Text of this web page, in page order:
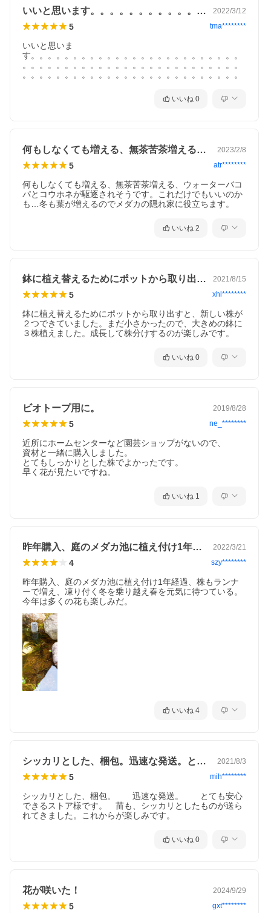
いいと思います。。。。。。。。。。。。… 2022/3/12
5 tma********
いいと思いま
す。。。。。。。。。。。。。。。。。。。。。。。。。
。。。。。。。。。。。。。。。。。。。。。。。。。。
。。。。。。。。。。。。。。。。。。。。。。。。。。
いいね 0
何もしなくても増える、無茶苦茶増える、… 2023/2/8
5 atr********
何もしなくても増える、無茶苦茶増える、ウォーターバコ
パとコウホネが駆逐されそうです。これだけでもいいのか
も…冬も葉が増えるのでメダカの隠れ家に役立ちます。
いいね 2
鉢に植え替えるためにポットから取り出す… 2021/8/15
5 xhl********
鉢に植え替えるためにポットから取り出すと、新しい株が
２つできていました。まだ小さかったので、大きめの鉢に
３株植えました。成長して株分けするのが楽しみです。
いいね 0
ビオトープ用に。 2019/8/28
5 ne_********
近所にホームセンターなど園芸ショップがないので、
資材と一緒に購入しました。
とてもしっかりとした株でよかったです。
早く花が見たいですね。
いいね 1
昨年購入、庭のメダカ池に植え付け1年経… 2022/3/21
4 szy********
昨年購入、庭のメダカ池に植え付け1年経過、株もランナ
ーで増え、凍り付く冬を乗り越え春を元気に待つている。
今年は多くの花も楽しみだ。
いいね 4
シッカリとした、梱包。迅速な発送。とて… 2021/8/3
5 mih********
シッカリとした、梱包。　　迅速な発送。　　とても安心
できるストア様です。　苗も、シッカリとしたものが送ら
れてきました。これからが楽しみです。
いいね 0
花が咲いた！ 2024/9/29
5 gxt********